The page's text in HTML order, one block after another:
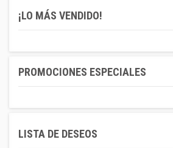
¡LO MÁS VENDIDO!
PROMOCIONES ESPECIALES
LISTA DE DESEOS